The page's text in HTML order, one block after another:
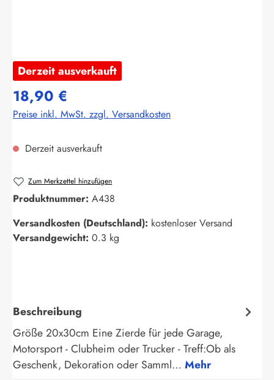
Derzeit ausverkauft
18,90 €
Preise inkl. MwSt. zzgl. Versandkosten
Derzeit ausverkauft
Zum Merkzettel hinzufügen
Produktnummer: A438
Versandkosten (Deutschland): kostenloser Versand
Versandgewicht: 0.3 kg
Beschreibung
Größe 20x30cm Eine Zierde für jede Garage,
Motorsport - Clubheim oder Trucker - Treff:Ob als
Geschenk, Dekoration oder Samml… Mehr